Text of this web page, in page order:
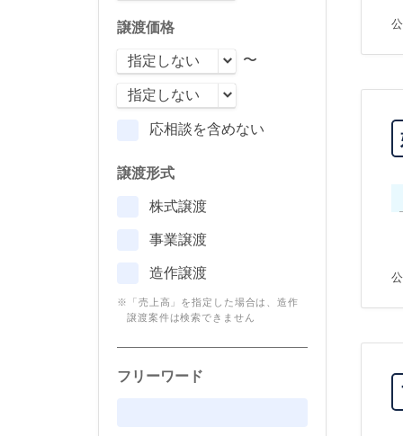
譲渡価格
〜
応相談を含めない
譲渡形式
株式譲渡
事業譲渡
造作譲渡
※「売上高」を指定した場合は、造作
譲渡案件は検索できません
フリーワード